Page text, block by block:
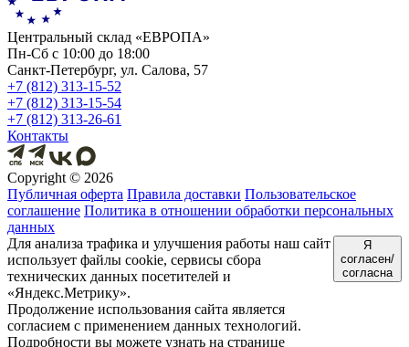
Центральный склад «ЕВРОПА»
Пн-Сб с 10:00 до 18:00
Санкт-Петербург, ул. Салова, 57
+7 (812) 313-15-52
+7 (812) 313-15-54
+7 (812) 313-26-61
Контакты
Copyright © 2026
Публичная оферта Правила доставки Пользовательское
соглашение Политика в отношении обработки персональных
данных
Для анализа трафика и улучшения работы наш сайт
использует файлы cookie, сервисы сбора
технических данных посетителей и
«Яндекс.Метрику».
Продолжение использования сайта является
согласием с применением данных технологий.
Подробности вы можете узнать на странице
Я
согласен/
согласна